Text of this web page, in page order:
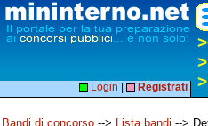
>
>
>
Login Registrati
Bandi di concorso --> Lista bandi -->